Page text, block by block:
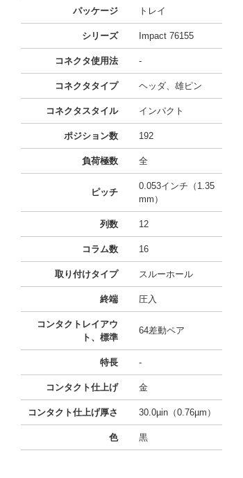
パッケージ トレイ
シリーズ Impact 76155
コネクタ使用法 -
コネクタタイプ ヘッダ、雄ピン
コネクタスタイル インパクト
ポジション数 192
負荷極数 全
ピッチ
0.053インチ（1.35
mm）
列数 12
コラム数 16
取り付けタイプ スルーホール
終端 圧入
コンタクトレイアウ
ト、標準
64差動ペア
特長 -
コンタクト仕上げ 金
コンタクト仕上げ厚さ 30.0µin（0.76µm）
色 黒